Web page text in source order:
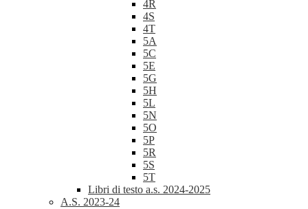
4R
4S
4T
5A
5C
5E
5G
5H
5L
5N
5O
5P
5R
5S
5T
Libri di testo a.s. 2024-2025
A.S. 2023-24